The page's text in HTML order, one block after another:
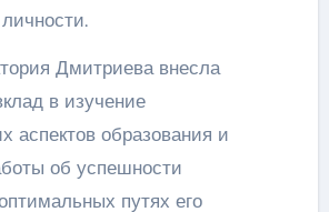
Дмитриева внесла
в изучение
аспектов образования и
об успешности
путях его